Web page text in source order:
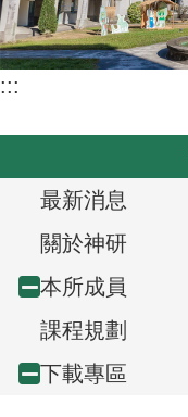
:::
T
r
e
e
v
最新消息
關於神研
Collapse
node
本所成員
課程規劃
Collapse
下載專區